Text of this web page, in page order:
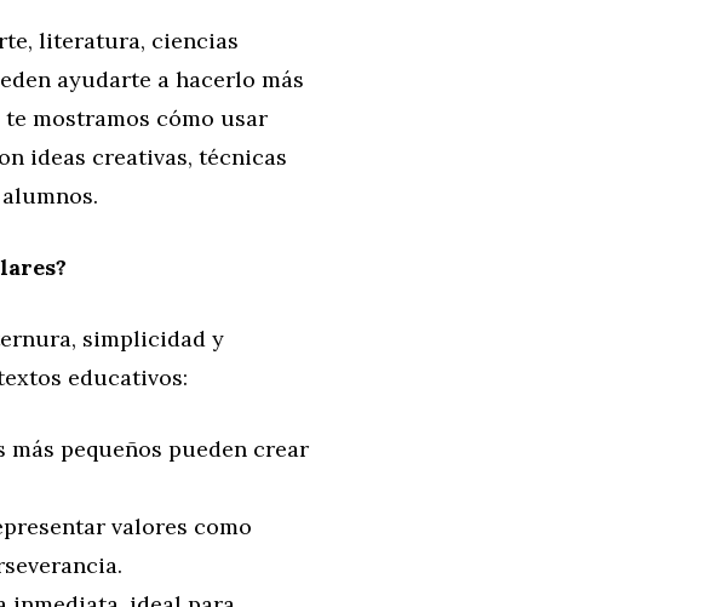
literatura, ciencias
ayudarte a hacerlo más
mostramos cómo usar
ideas creativas, técnicas
simplicidad y
educativos:
pequeños pueden crear
valores como